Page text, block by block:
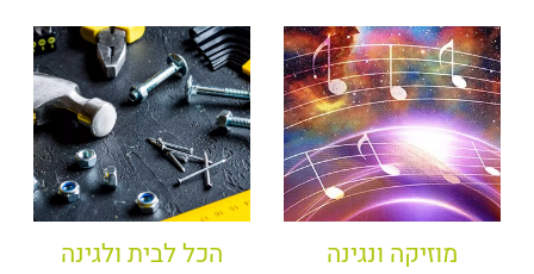
מוזיקה ונגינה הכל לבית ולגינה